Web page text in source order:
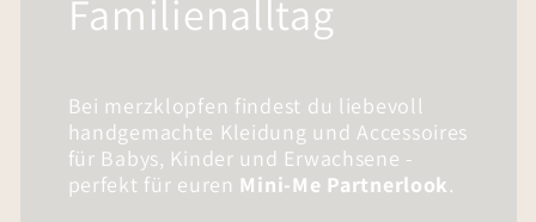
Familienalltag
Bei merzklopfen findest du liebevoll
handgemachte Kleidung und Accessoires
für Babys, Kinder und Erwachsene -
perfekt für euren Mini-Me Partnerlook.